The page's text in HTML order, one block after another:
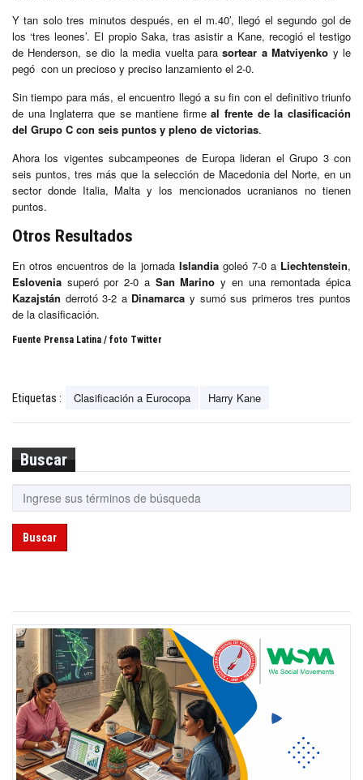
Y tan solo tres minutos después, en el m.40′, llegó el segundo gol de
los ‘tres leones’. El propio Saka, tras asistir a Kane, recogió el testigo
de Henderson, se dio la media vuelta parasortear a Matviyenko y le
pegó con un precioso y preciso lanzamiento el 2-0.
Sin tiempo para más, el encuentro llegó a su fin con el definitivo triunfo
de una Inglaterra que se mantiene firmeal frente de la clasificación
del Grupo C con seis puntos y pleno de victorias.
Ahora los vigentes subcampeones de Europa lideran el Grupo 3 con
seis puntos, tres más que la selección de Macedonia del Norte, en un
sector donde Italia, Malta y los mencionados ucranianos no tienen
puntos.
Otros Resultados
En otros encuentros de la jornada Islandiagoleó 7-0 a Liechtenstein,
Eslovenia superó por 2-0 a San Marino y en una remontada épica
Kazajstán derrotó 3-2 a Dinamarca y sumó sus primeros tres puntos
de la clasificación.
Fuente Prensa Latina / foto Twitter
Etiquetas : Clasificación a Eurocopa Harry Kane
Buscar
Buscar